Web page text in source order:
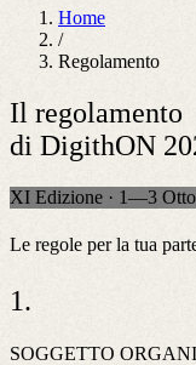
Home
/
Regolamento
Il regolamento
di DigithON
XI Edizione · 1—3
Le regole per la tua
1.
SOGGETTO